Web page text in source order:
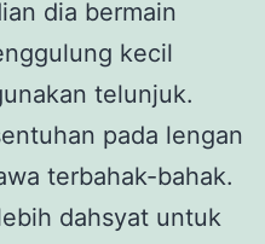
dia bermain
kecil
telunjuk.
pada lengan
terbahak-bahak.
dahsyat untuk